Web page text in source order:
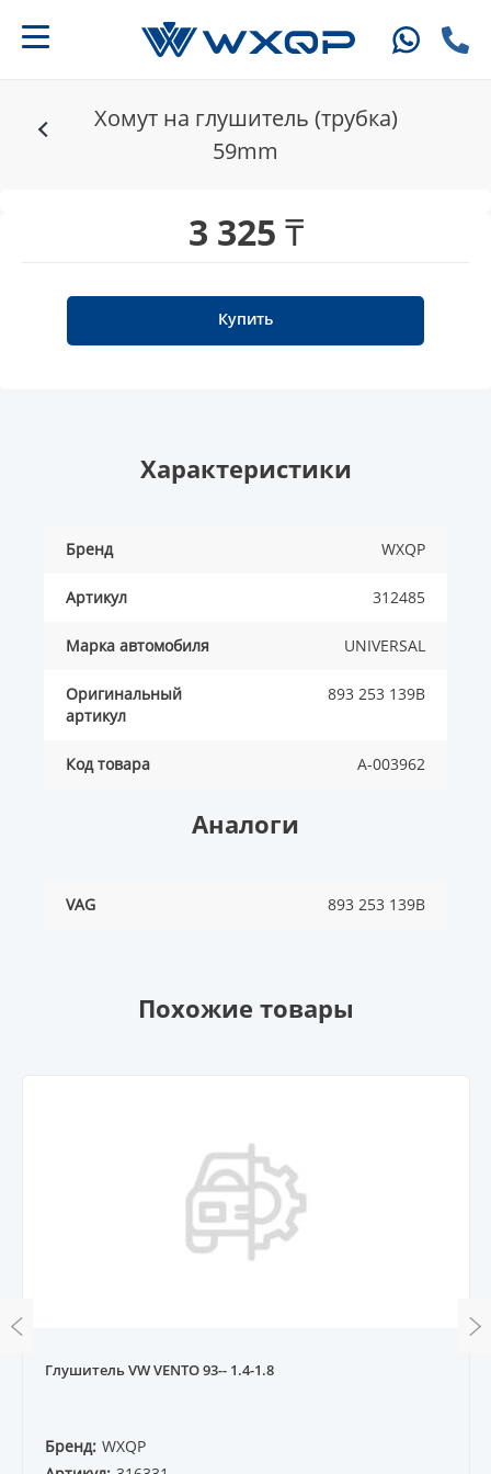
Хомут на глушитель (трубка)
59mm
3 325 ₸
Купить
Характеристики
Бренд WXQP
Артикул 312485
Марка автомобиля UNIVERSAL
Оригинальный
артикул
893 253 139B
Код товара A-003962
Аналоги
VAG 893 253 139B
Похожие товары
Глушитель VW VENTO 93-- 1.4-1.8
Бренд: WXQP